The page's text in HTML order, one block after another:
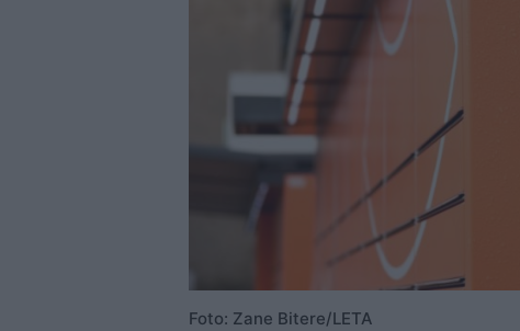
Foto: Zane Bitere/LETA